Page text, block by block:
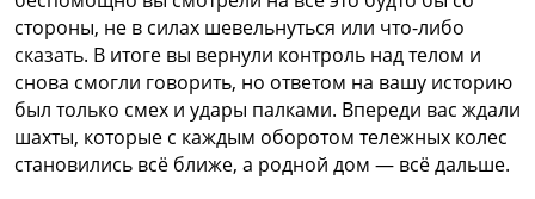
стороны, не в силах шевельнуться или что-либо
сказать. В итоге вы вернули контроль над телом и
снова смогли говорить, но ответом на вашу историю
был только смех и удары палками. Впереди вас ждали
шахты, которые с каждым оборотом тележных колес
становились всё ближе, а родной дом — всё дальше.